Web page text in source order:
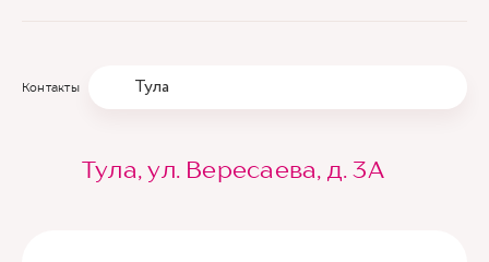
Контакты Тула
Тула, ул. Вересаева, д. 3А